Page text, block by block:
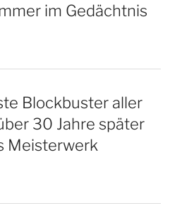
im Gedächtnis
Blockbuster aller
30 Jahre später
Meisterwerk